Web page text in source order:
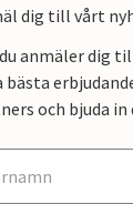
dig till vårt
anmäler dig
bästa
och bjuda